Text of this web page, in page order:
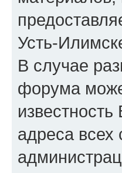
Усть-
В случае
форума
адреса